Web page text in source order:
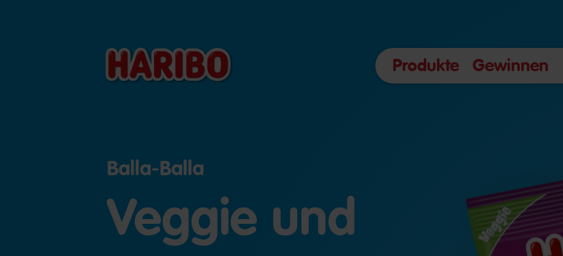
Produkte Gewinnen
Balla-Balla
Veggie und